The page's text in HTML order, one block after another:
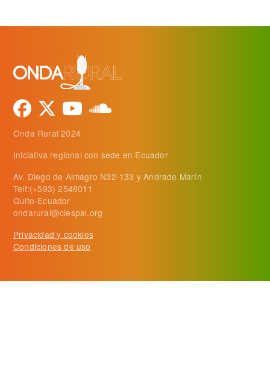
Onda Rural 2024
Iniciativa regional con sede en Ecuador
Av. Diego de Almagro N32-133 y Andrade Marín
Telf:(+593) 2548011
Quito-Ecuador
ondarural@ciespal.org
Privacidad y cookies
Condiciones de uso